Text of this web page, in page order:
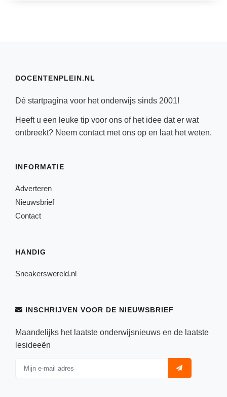
DOCENTENPLEIN.NL
Dé startpagina voor het onderwijs sinds 2001!
Heeft u een leuke tip voor ons of het idee dat er wat
ontbreekt? Neem contactmet ons op en laat het weten.
INFORMATIE
Adverteren
Nieuwsbrief
Contact
HANDIG
Sneakerswereld.nl
INSCHRIJVEN VOOR DE NIEUWSBRIEF
Maandelijks het laatste onderwijsnieuws en de laatste
lesideeën